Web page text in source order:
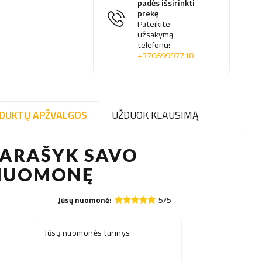
padės išsirinkti
prekę
Pateikite
užsakymą
telefonu:
+37069997718
APŽVALGOS UŽDUOK KLAUSIMĄ
SAVO
Jūsų nuomonė: 5/5
Jūsų nuomonės turinys